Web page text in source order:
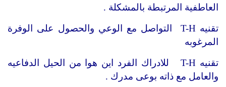
العاطفية المرتبطة بالمشكلة .
تقنيه T-H التواصل مع الوعي والحصول على الوفرة
المرغوبه
تقنيه T-H للادراك الفرد اين هوا من الحيل الدفاعيه
والعامل مع ذاته بوعى مدرك .